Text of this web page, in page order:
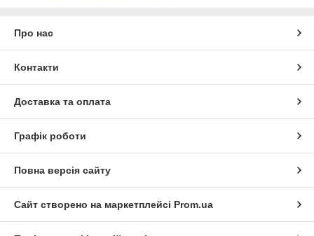
Про нас
Контакти
Доставка та оплата
Графік роботи
Повна версія сайту
Сайт створено на маркетплейсі Prom.ua